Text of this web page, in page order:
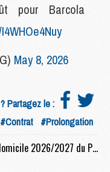
pour Barcola
May 8, 2026
Partagez le :
#Contrat #Prolongation
Match : Le nouveau maillot domicile 2026/2027 du PSG lancé